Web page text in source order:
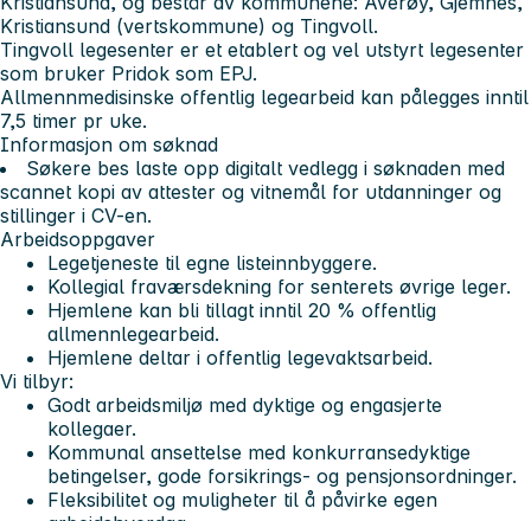
Kristiansund (vertskommune) og Tingvoll.
Tingvoll legesenter er et etablert og vel utstyrt legesenter
som bruker Pridok som EPJ.
Allmennmedisinske offentlig legearbeid kan pålegges inntil
7,5 timer pr uke.
Informasjon om søknad
Søkere bes laste opp digitalt vedlegg i søknaden med
scannet kopi av attester og vitnemål for utdanninger og
stillinger i CV-en.
Arbeidsoppgaver
Legetjeneste til egne listeinnbyggere.
Kollegial fraværsdekning for senterets øvrige leger.
Hjemlene kan bli tillagt inntil 20 % offentlig
allmennlegearbeid.
Hjemlene deltar i offentlig legevaktsarbeid.
Vi tilbyr:
Godt arbeidsmiljø med dyktige og engasjerte
kollegaer.
Kommunal ansettelse med konkurransedyktige
betingelser, gode forsikrings- og pensjonsordninger.
Fleksibilitet og muligheter til å påvirke egen